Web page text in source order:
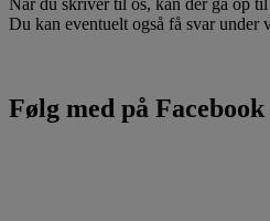
Du kan eventuelt også få svar under
Følg med på Facebook